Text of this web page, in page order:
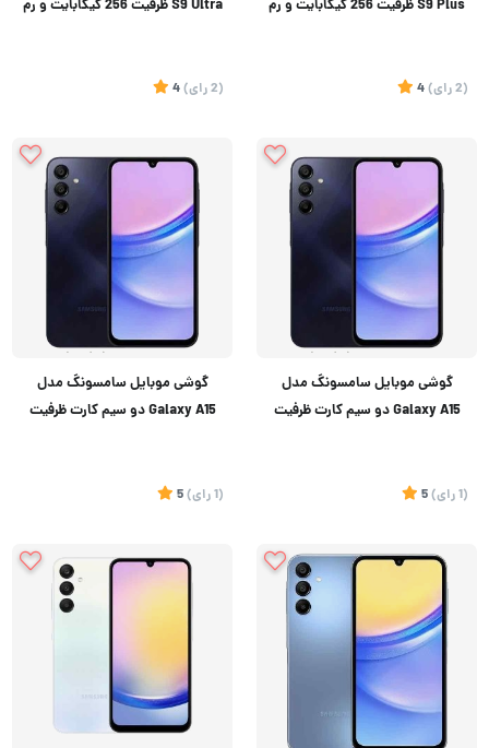
S9 Plus ظرفیت 256 گیگابایت و رم
تماس بگیرید
(2 رای)
4
S9 Ultra ظرفیت 256 گیگابایت و رم
تماس بگیرید
(2 رای)
4
گوشی موبایل سامسونگ مدل
Galaxy A15 دو سیم کارت ظرفیت
تماس بگیرید
(1 رای)
5
گوشی موبایل سامسونگ مدل
Galaxy A15 دو سیم کارت ظرفیت
(1 رای)
5